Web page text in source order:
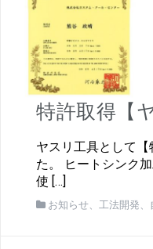
特許取得【
ヤスリ工具として
た。 ヒートシンク
使 […]
お知らせ、 工法開発、